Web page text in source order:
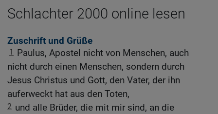
Schlachter 2000 online lesen
Zuschrift und Grüße
1
Paulus, Apostel nicht von Menschen, auch
nicht durch einen Menschen, sondern durch
Jesus Christus und Gott, den Vater, der ihn
auferweckt hat aus den Toten,
2 und alle Brüder, die mit mir sind, an die